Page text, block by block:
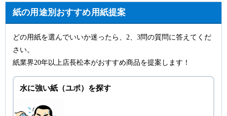
紙の用途別おすすめ用紙提案
どの用紙を選んでいいか迷ったら、2、3問の質問に答えてくだ
さい。
紙業界20年以上店長松本がおすすめ商品を提案します！
水に強い紙（ユポ）を探す